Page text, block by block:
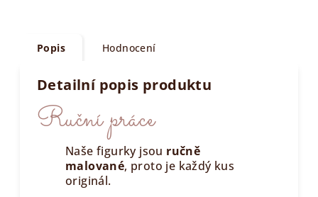
Popis Hodnocení
Detailní popis produktu
Ruční práce
Naše figurky jsou ručně
malované, proto je každý kus
originál.